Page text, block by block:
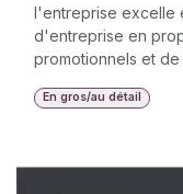
l'entreprise excelle
d'entreprise en
promotionnels et
En gros/au détail